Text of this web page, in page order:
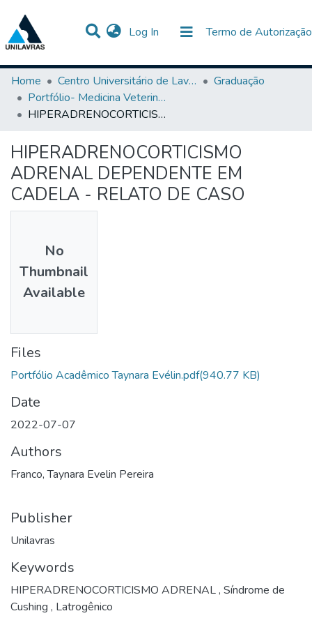
Log In (current) Termo de Autorização
Communities & Collections
Statistics
All of DSpace
Home
Centro Universitário de Lavras-UNILAVRAS
Graduação
Portfólio- Medicina Veterinária
HIPERADRENOCORTICISMO ADRENAL DEPENDENTE EM CADELA - RELATO DE CASO
HIPERADRENOCORTICISMO
ADRENAL DEPENDENTE EM
CADELA - RELATO DE CASO
No
Thumbnail
Available
Files
Portfólio Acadêmico Taynara Evélin.pdf(940.77 KB)
Date
2022-07-07
Authors
Franco, Taynara Evelin Pereira
Publisher
Unilavras
Keywords
HIPERADRENOCORTICISMO ADRENAL, Síndrome de
Cushing , Latrogênico